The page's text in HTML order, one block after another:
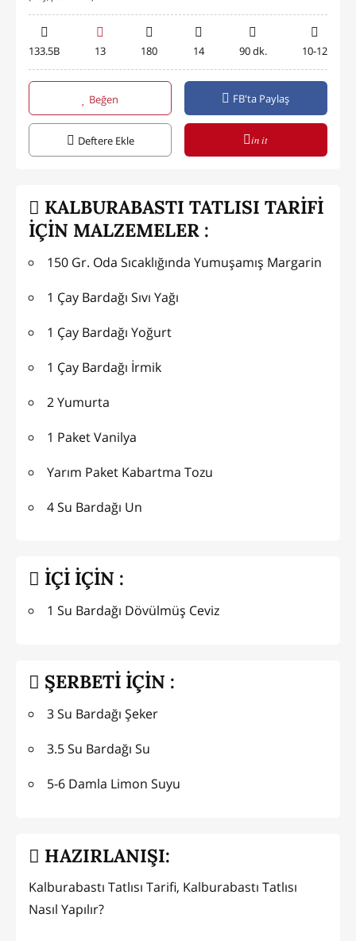
133.5B 13 180 14 90 dk. 10-12
Beğen FB'ta Paylaş
Deftere Ekle in it
KALBURABASTI TATLISI TARİFİ
İÇİN MALZEMELER :
150 Gr. Oda Sıcaklığında Yumuşamış Margarin
1 Çay Bardağı Sıvı Yağı
1 Çay Bardağı Yoğurt
1 Çay Bardağı İrmik
2 Yumurta
1 Paket Vanilya
Yarım Paket Kabartma Tozu
4 Su Bardağı Un
İÇİ İÇİN :
1 Su Bardağı Dövülmüş Ceviz
ŞERBETİ İÇİN :
3 Su Bardağı Şeker
3.5 Su Bardağı Su
5-6 Damla Limon Suyu
HAZIRLANIŞI:
Kalburabastı Tatlısı Tarifi, Kalburabastı Tatlısı
Nasıl Yapılır?